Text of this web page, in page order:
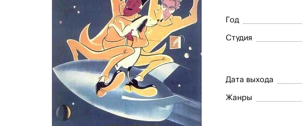
Год
Студия
Дата выхода
Жанры